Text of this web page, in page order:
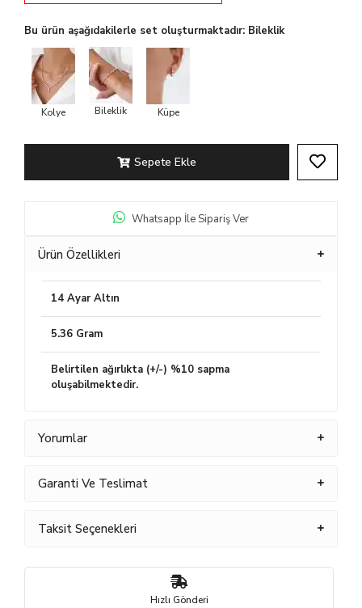
Bu ürün aşağıdakilerle set oluşturmaktadır: Bileklik
Kolye Bileklik Küpe
Sepete Ekle
Whatsapp İle Sipariş Ver
Ürün Özellikleri
14 Ayar Altın
5.36 Gram
Belirtilen ağırlıkta (+/-) %10 sapma
oluşabilmektedir.
Yorumlar
Garanti Ve Teslimat
Taksit Seçenekleri
Hızlı Gönderi